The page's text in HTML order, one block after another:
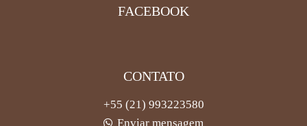
FACEBOOK
CONTATO
+55 (21) 993223580
Enviar mensagem